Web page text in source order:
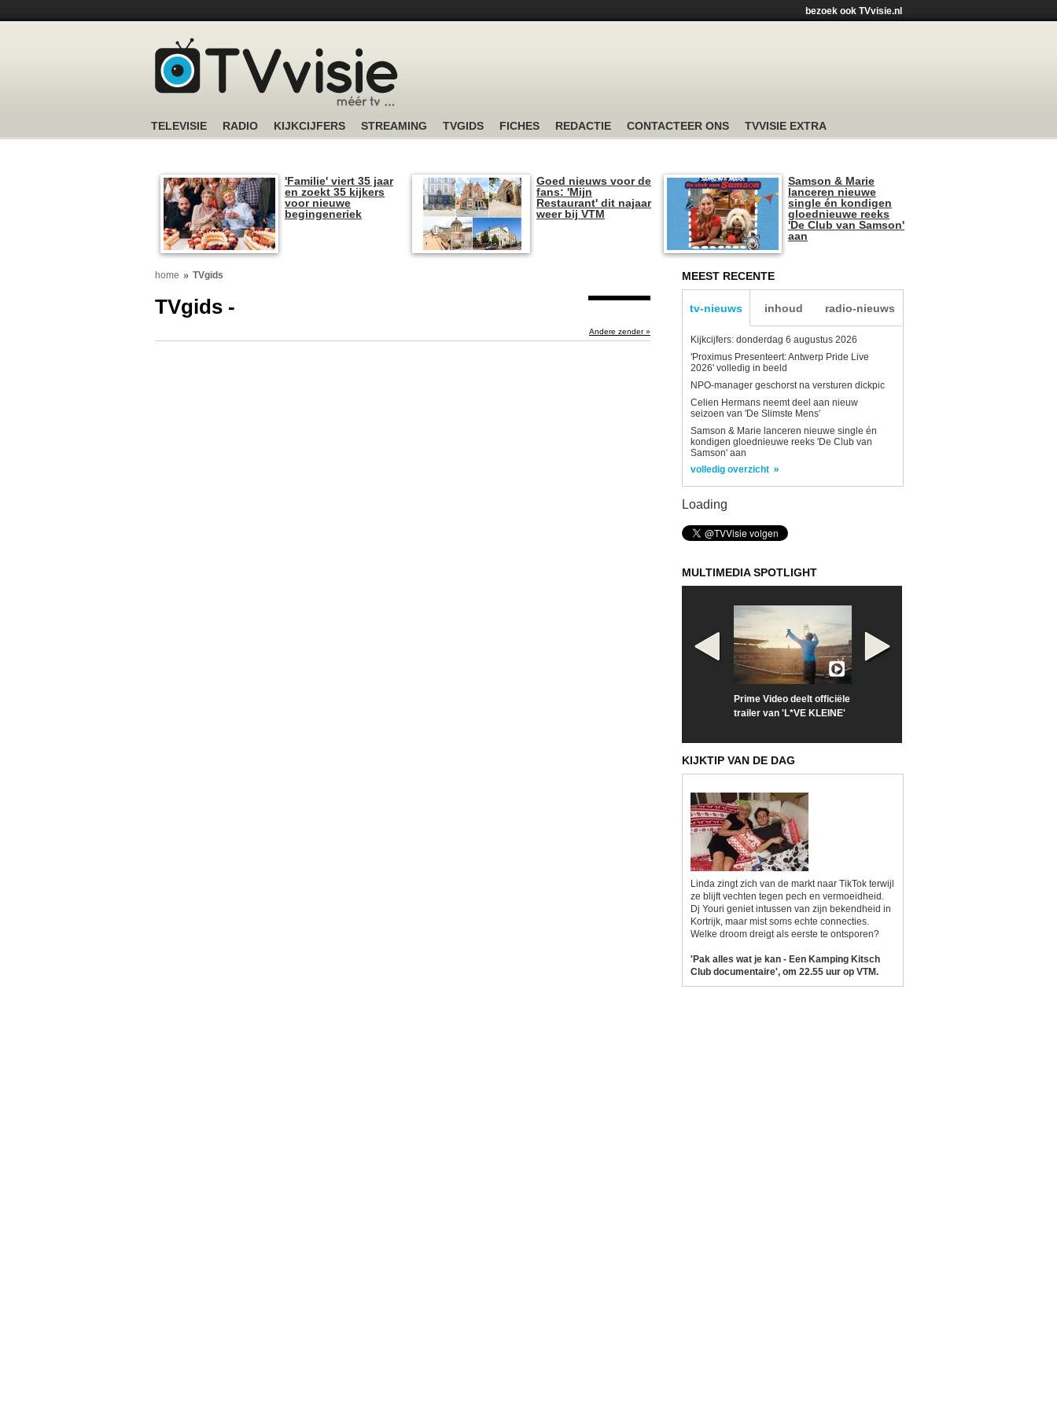
bezoek ook TVvisie.nl
TELEVISIE RADIO KIJKCIJFERS STREAMING TVGIDS FICHES REDACTIE CONTACTEER ONS TVVISIE EXTRA
'Familie' viert 35 jaar
en zoekt 35 kijkers
voor nieuwe
begingeneriek
Goed nieuws voor de
fans: 'Mijn
Restaurant' dit najaar
weer bij VTM
Samson & Marie
lanceren nieuwe
single én kondigen
gloednieuwe reeks
'De Club van Samson'
aan
home TVgids
TVgids -
Andere zender »
MEEST RECENTE
tv-nieuws inhoud radio-nieuws
Kijkcijfers: donderdag 6 augustus 2026
'Proximus Presenteert: Antwerp Pride Live
2026' volledig in beeld
NPO-manager geschorst na versturen dickpic
Celien Hermans neemt deel aan nieuw
seizoen van 'De Slimste Mens'
Samson & Marie lanceren nieuwe single én
kondigen gloednieuwe reeks 'De Club van
Samson' aan
volledig overzicht
Loading
MULTIMEDIA SPOTLIGHT
Prime Video deelt officiële
trailer van 'L*VE KLEINE'
KIJKTIP VAN DE DAG
Linda zingt zich van de markt naar TikTok terwijl
ze blijft vechten tegen pech en vermoeidheid.
Dj Youri geniet intussen van zijn bekendheid in
Kortrijk, maar mist soms echte connecties.
Welke droom dreigt als eerste te ontsporen?
'Pak alles wat je kan - Een Kamping Kitsch
Club documentaire', om 22.55 uur op VTM.